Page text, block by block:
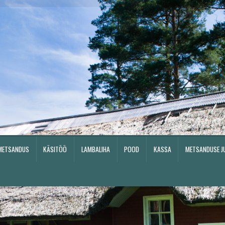
KÄSITÖÖ LAMBALIHA POOD KASSA METSANDUSE
PoodKassaMetsanduse juhendMetsamajanduskavad